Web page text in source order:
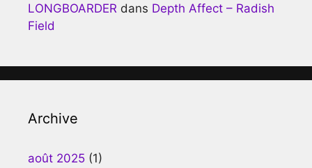
LONGBOARDER dans Depth Affect – Radish
Field
Archive
août 2025 (1)